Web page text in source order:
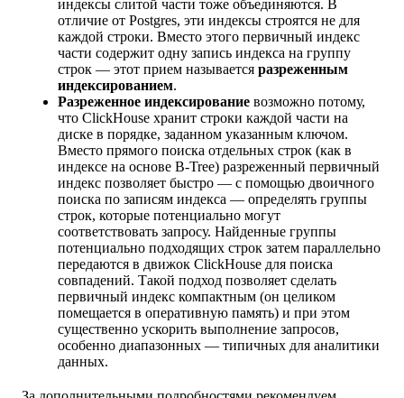
индексы слитой части тоже объединяются. В
отличие от Postgres, эти индексы строятся не для
каждой строки. Вместо этого первичный индекс
части содержит одну запись индекса на группу
строк — этот прием называется разреженным
индексированием.
Разреженное индексирование возможно потому,
что ClickHouse хранит строки каждой части на
диске в порядке, заданном указанным ключом.
Вместо прямого поиска отдельных строк (как в
индексе на основе B-Tree) разреженный первичный
индекс позволяет быстро — с помощью двоичного
поиска по записям индекса — определять группы
строк, которые потенциально могут
соответствовать запросу. Найденные группы
потенциально подходящих строк затем параллельно
передаются в движок ClickHouse для поиска
совпадений. Такой подход позволяет сделать
первичный индекс компактным (он целиком
помещается в оперативную память) и при этом
существенно ускорить выполнение запросов,
особенно диапазонных — типичных для аналитики
данных.